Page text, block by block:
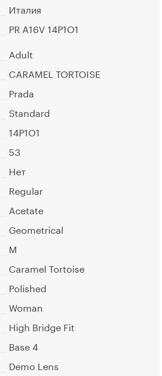
Италия
PR A16V 14P1O1
Adult
CARAMEL TORTOISE
Prada
Standard
14P1O1
53
Нет
Regular
Acetate
Geometrical
M
Caramel Tortoise
Polished
Woman
High Bridge Fit
Base 4
Demo Lens